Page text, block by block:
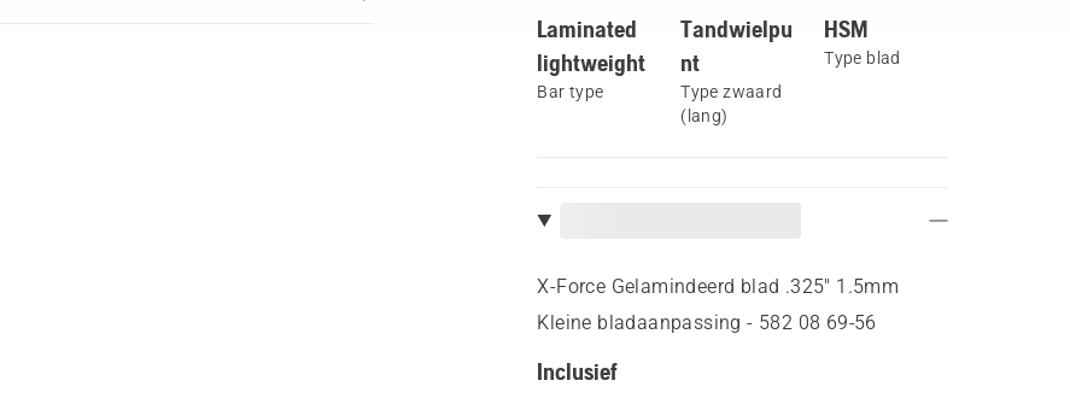
Laminated
lightweight
Bar type
Tandwielpu
nt
Type zwaard
(lang)
HSM
Type blad
X-Force Gelamindeerd blad .325" 1.5mm
Kleine bladaanpassing - 582 08 69‑56
Inclusief